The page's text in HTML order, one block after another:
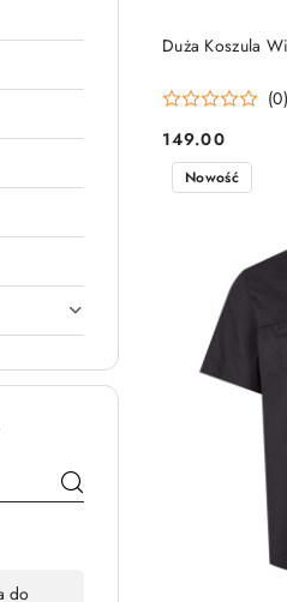
Duża Koszula
(0)
Cena:
149.00
Nowość